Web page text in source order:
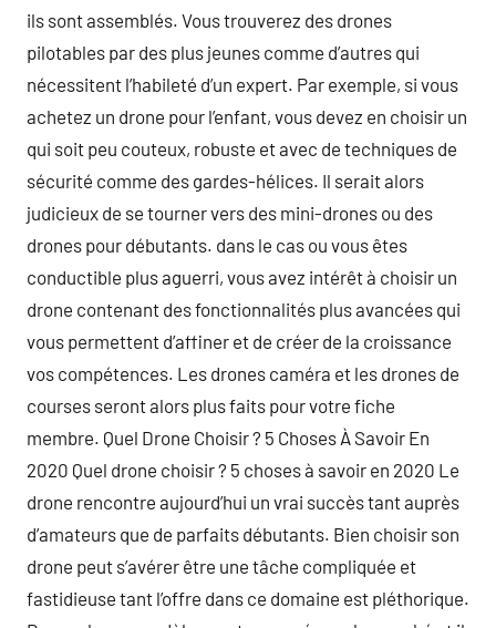
ils sont assemblés. Vous trouverez des drones
pilotables par des plus jeunes comme d’autres qui
nécessitent l’habileté d’un expert. Par exemple, si vous
achetez un drone pour l’enfant, vous devez en choisir un
qui soit peu couteux, robuste et avec de techniques de
sécurité comme des gardes-hélices. Il serait alors
judicieux de se tourner vers des mini-drones ou des
drones pour débutants. dans le cas ou vous êtes
conductible plus aguerri, vous avez intérêt à choisir un
drone contenant des fonctionnalités plus avancées qui
vous permettent d’affiner et de créer de la croissance
vos compétences. Les drones caméra et les drones de
courses seront alors plus faits pour votre fiche
membre. Quel Drone Choisir ? 5 Choses À Savoir En
2020 Quel drone choisir ? 5 choses à savoir en 2020 Le
drone rencontre aujourd’hui un vrai succès tant auprès
d’amateurs que de parfaits débutants. Bien choisir son
drone peut s’avérer être une tâche compliquée et
fastidieuse tant l’offre dans ce domaine est pléthorique.